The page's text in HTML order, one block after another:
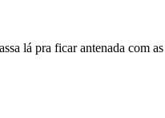
lá pra ficar antenada com